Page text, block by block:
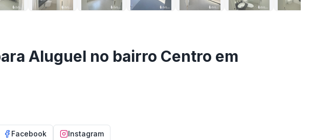
Aluguel no bairro Centro em
Facebook Instagram